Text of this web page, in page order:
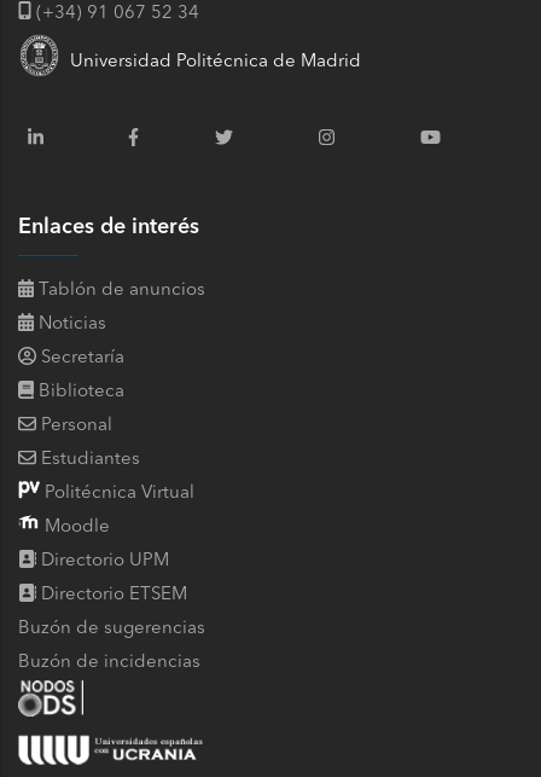
(+34) 91 067 52 34
Universidad Politécnica de Madrid
Enlaces de interés
Tablón de anuncios
Noticias
Secretaría
Biblioteca
Personal
Estudiantes
Politécnica Virtual
Moodle
Directorio UPM
Directorio ETSEM
Buzón de sugerencias
Buzón de incidencias